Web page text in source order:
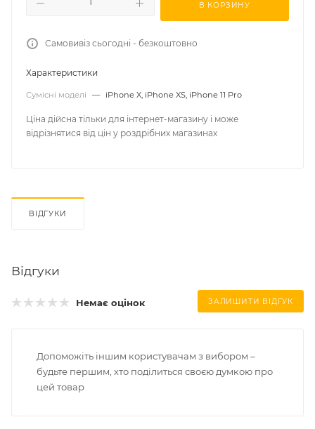
В КОРЗИНУ
Самовивіз сьогодні - безкоштовно
Характеристики
Сумісні моделі — iPhone X, iPhone XS, iPhone 11 Pro
Ціна дійсна тільки для інтернет-магазину і може
відрізнятися від цін у роздрібних магазинах
ВІДГУКИ
Відгуки
Немає оцінок ЗАЛИШИТИ ВІДГУК
Допоможіть іншим користувачам з вибором –
будьте першим, хто поділиться своєю думкою про
цей товар